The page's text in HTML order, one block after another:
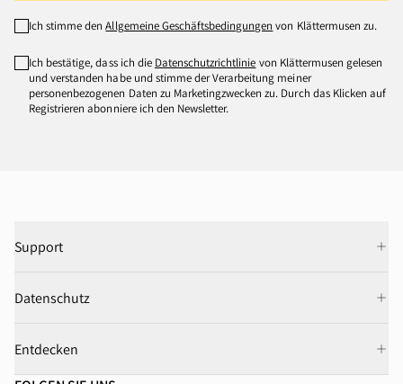
Ich stimme denAllgemeine Geschäftsbedingungen von Klättermusen zu.
Ich bestätige, dass ich die Datenschutzrichtlinie von Klättermusen gelesen
und verstanden habe und stimme der Verarbeitung meiner
personenbezogenen Daten zu Marketingzwecken zu. Durch das Klicken auf
Registrieren abonniere ich den Newsletter.
Support
Datenschutz
Entdecken